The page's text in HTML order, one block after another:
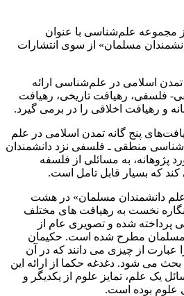
مجموعه علم‌شناسی با عنوان
مسلمان» از سوی انتشارات
تمدن اسلامی در علم‌شناسی ارائه
منطقی- فلسفی، رهیافت تاریخی، رهیافت
و رهیافت اخلاقی را در برمی گیرد.
پنج گانه تمدن اسلامی در علم
منطقی ـ فلسفی نزد دانشمندان
پژوهانه، به مسائلی از فلسفه
که بسیار قابل تامل است.
دانشمندان مسلمان» در هشت
نخست به رهیافت های مختلف
پرداخته شده و تصویری عام از
مسلمان مطرح شده است. حکیمان
عبارت از چیزی می دانند که در آن
می شود. دغدغه حکما از ارائه این
یک علم، تمایز علوم از یکدیگر و
علوم بوده است.